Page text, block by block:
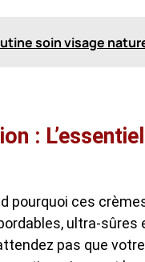
soin visage
:
pourquoi ces
ultra-sûres
pas que